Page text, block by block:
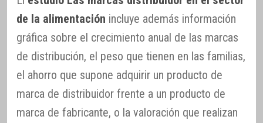
de la alimentación incluye además información
gráfica sobre el crecimiento anual de las marcas
de distribución, el peso que tienen en las familias,
el ahorro que supone adquirir un producto de
marca de distribuidor frente a un producto de
marca de fabricante, o la valoración que realizan